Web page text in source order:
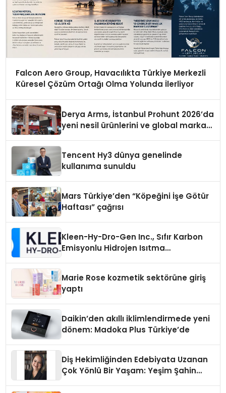
Falcon Aero Group, Havacılıkta Türkiye Merkezli
Küresel Çözüm Ortağı Olma Yolunda İlerliyor
Derya Arms, İstanbul Prohunt 2026’da
yeni nesil ürünlerini ve global marka
Tencent Hy3 dünya genelinde
kullanıma sunuldu
Mars Türkiye’den “Köpeğini İşe Götür
Haftası” çağrısı
Kleen-Hy-Dro-Gen Inc., Sıfır Karbon
Emisyonlu Hidrojen Isıtma
Marie Rose kozmetik sektörüne giriş
yaptı
Daikin’den akıllı iklimlendirmede yeni
dönem: Madoka Plus Türkiye’de
Diş Hekimliğinden Edebiyata Uzanan
Çok Yönlü Bir Yaşam: Yeşim Şahin